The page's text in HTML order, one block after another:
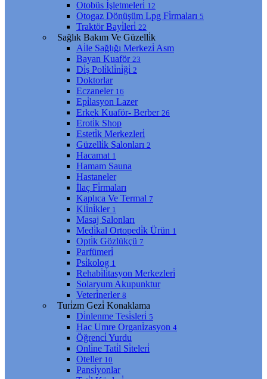
Otobüs İşletmeleri̇ 12
Otogaz Dönüşüm Lpg Fi̇rmaları 5
Traktör Bayi̇leri̇ 22
Sağlık Bakım Ve Güzelli̇k
Ai̇le Sağlığı Merkezi̇ Asm
Bayan Kuaför 23
Di̇ş Poli̇kli̇ni̇ği̇ 2
Doktorlar
Eczaneler 16
Epi̇lasyon Lazer
Erkek Kuaför- Berber 26
Eroti̇k Shop
Esteti̇k Merkezleri̇
Güzelli̇k Salonları 2
Hacamat 1
Hamam Sauna
Hastaneler
İlaç Fi̇rmaları
Kaplıca Ve Termal 7
Kli̇ni̇kler 1
Masaj Salonları
Medi̇kal Ortopedi̇k Ürün 1
Opti̇k Gözlükçü 7
Parfümeri̇
Psi̇kolog 1
Rehabi̇li̇tasyon Merkezleri̇
Solaryum Akupunktur
Veteri̇nerler 8
Turi̇zm Gezi̇ Konaklama
Di̇nlenme Tesi̇sleri̇ 5
Hac Umre Organi̇zasyon 4
Öğrenci̇ Yurdu
Onli̇ne Tati̇l Si̇teleri̇
Oteller 10
Pansi̇yonlar